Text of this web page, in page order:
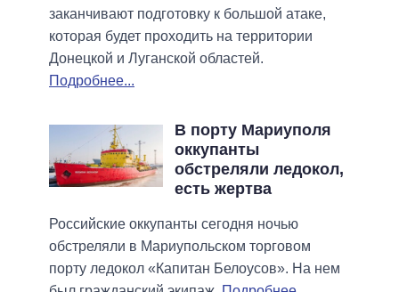
заканчивают подготовку к большой атаке,
которая будет проходить на территории
Донецкой и Луганской областей.
Подробнее...
В порту Мариуполя
оккупанты
обстреляли ледокол,
есть жертва
Российские оккупанты сегодня ночью
обстреляли в Мариупольском торговом
порту ледокол «Капитан Белоусов». На нем